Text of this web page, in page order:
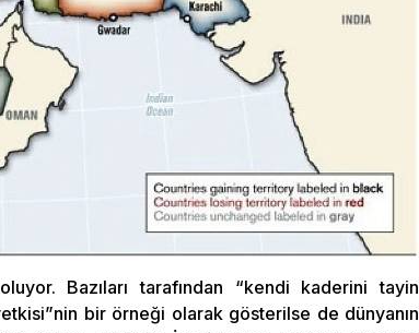
Bazıları tarafından “kendi kaderini tayin
bir örneği olarak gösterilse de dünyanın